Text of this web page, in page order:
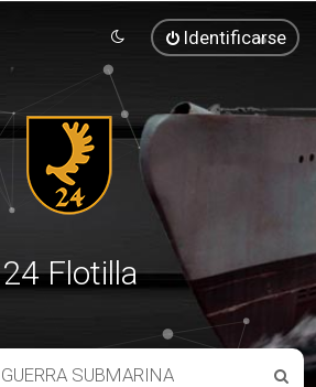
Identificarse
24 Flotilla
GUERRA SUBMARINA